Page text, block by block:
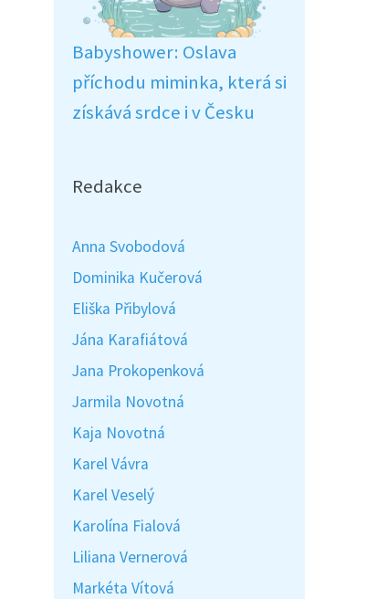
Babyshower: Oslava
příchodu miminka, která si
získává srdce i v Česku
Redakce
Anna Svobodová
Dominika Kučerová
Eliška Přibylová
Jána Karafiátová
Jana Prokopenková
Jarmila Novotná
Kaja Novotná
Karel Vávra
Karel Veselý
Karolína Fialová
Liliana Vernerová
Markéta Vítová